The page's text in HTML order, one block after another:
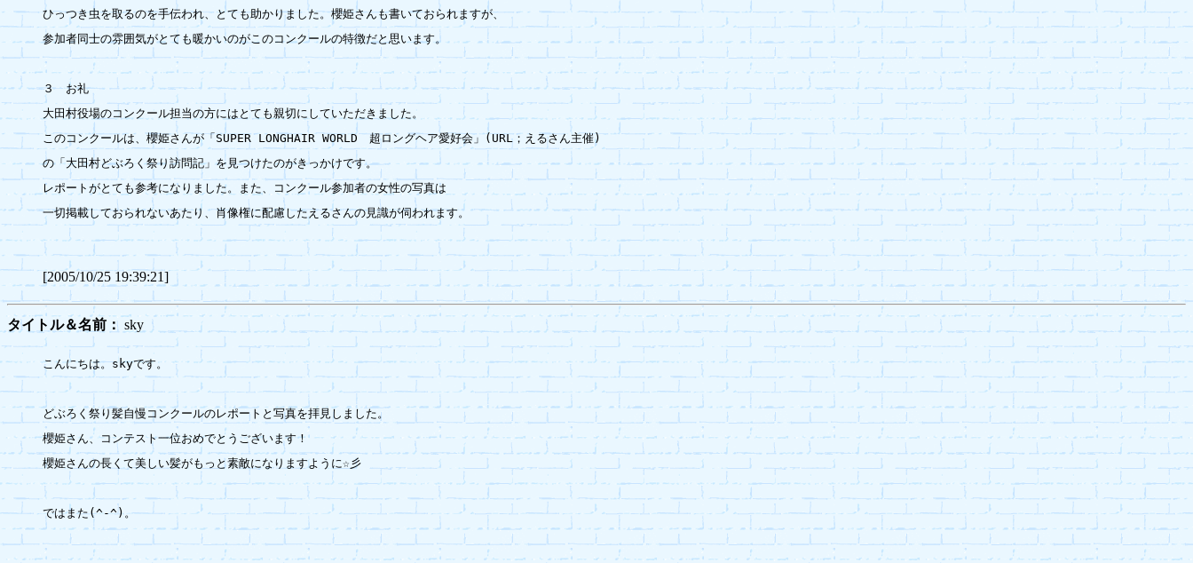
ひっつき虫を取るのを手伝われ、とても助かりました。櫻姫さんも書いておられますが、
参加者同士の雰囲気がとても暖かいのがこのコンクールの特徴だと思います。
３　お礼
大田村役場のコンクール担当の方にはとても親切にしていただきました。
このコンクールは、櫻姫さんが「SUPER LONGHAIR WORLD　超ロングヘア愛好会」(URL；えるさん主催)
の「大田村どぶろく祭り訪問記」を見つけたのがきっかけです。
レポートがとても参考になりました。また、コンクール参加者の女性の写真は
一切掲載しておられないあたり、肖像権に配慮したえるさんの見識が伺われます。
[2005/10/25 19:39:21]
タイトル＆名前： sky
こんにちは。skyです。
どぶろく祭り髪自慢コンクールのレポートと写真を拝見しました。
櫻姫さん、コンテスト一位おめでとうございます！
櫻姫さんの長くて美しい髪がもっと素敵になりますように☆彡
ではまた(^-^)。